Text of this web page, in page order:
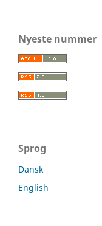
Nyeste nummer
Sprog
Dansk
English